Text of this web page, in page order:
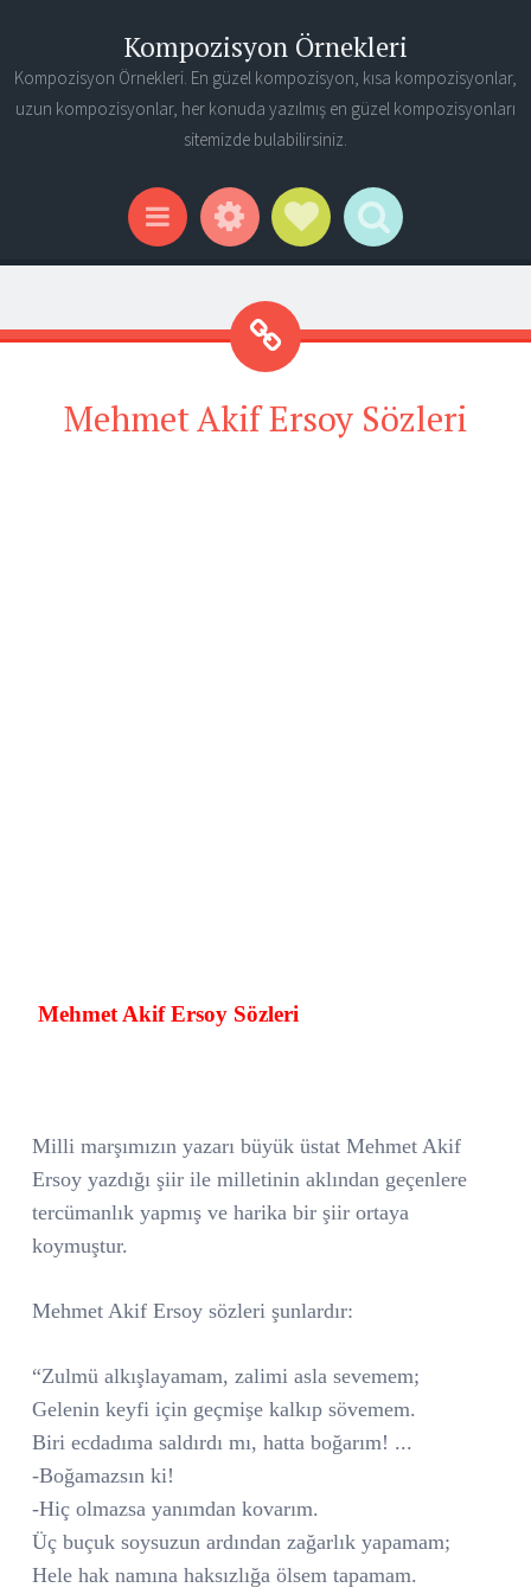
Kompozisyon Örnekleri
Kompozisyon Örnekleri. En güzel kompozisyon, kısa kompozisyonlar,
uzun kompozisyonlar, her konuda yazılmış en güzel kompozisyonları
sitemizde bulabilirsiniz.
Menu WidgetsSocial Links
Search
Mehmet Akif Ersoy Sözleri
Mehmet Akif Ersoy Sözleri
Milli marşımızın yazarı büyük üstat Mehmet Akif
Ersoy yazdığı şiir ile milletinin aklından geçenlere
tercümanlık yapmış ve harika bir şiir ortaya
koymuştur.
Mehmet Akif Ersoy sözleri şunlardır:
“Zulmü alkışlayamam, zalimi asla sevemem;
Gelenin keyfi için geçmişe kalkıp sövemem.
Biri ecdadıma saldırdı mı, hatta boğarım! ...
-Boğamazsın ki!
-Hiç olmazsa yanımdan kovarım.
Üç buçuk soysuzun ardından zağarlık yapamam;
Hele hak namına haksızlığa ölsem tapamam.